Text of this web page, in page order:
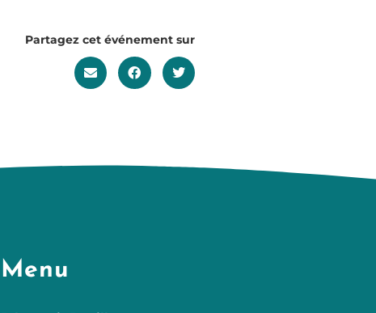
Partagez cet événement sur
Menu